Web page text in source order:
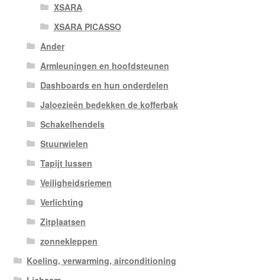
XSARA
XSARA PICASSO
Ander
Armleuningen en hoofdsteunen
Dashboards en hun onderdelen
Jaloezieën bedekken de kofferbak
Schakelhendels
Stuurwielen
Tapijt lussen
Veiligheidsriemen
Verlichting
Zitplaatsen
zonnekleppen
Koeling, verwarming, airconditioning